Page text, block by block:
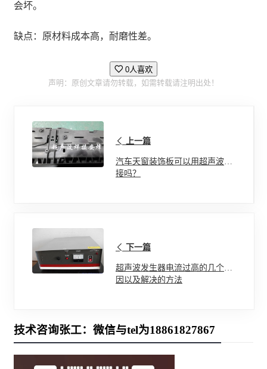
会坏。
缺点：原材料成本高，耐磨性差。
0人喜欢
声明：原创文章请勿转载，如需转载请注明出处！
上一篇
汽车天窗装饰板可以用超声波焊
接吗？
下一篇
超声波发生器电流过高的几个原
因以及解决的方法
技术咨询张工：微信与tel为18861827867